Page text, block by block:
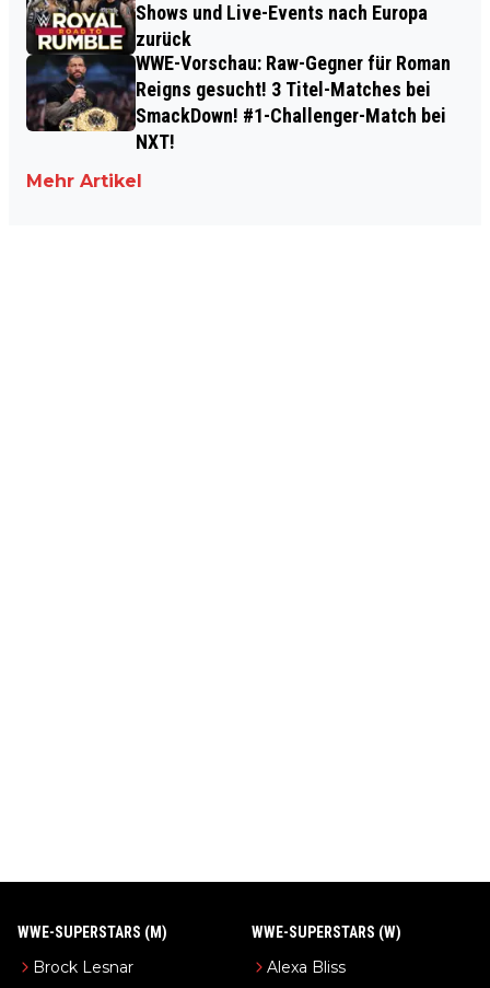
Shows und Live-Events nach Europa
zurück
WWE-Vorschau: Raw-Gegner für Roman
Reigns gesucht! 3 Titel-Matches bei
SmackDown! #1-Challenger-Match bei
NXT!
Mehr Artikel
WWE-SUPERSTARS (M)
Brock Lesnar
WWE-SUPERSTARS (W)
Alexa Bliss